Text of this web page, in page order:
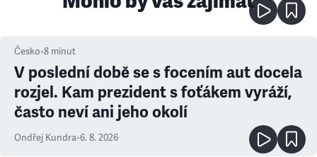
Česko•8 minut
V poslední době se s focením aut docela
rozjel. Kam prezident s foťákem vyráží,
často neví ani jeho okolí
Ondřej Kundra•6. 8. 2026